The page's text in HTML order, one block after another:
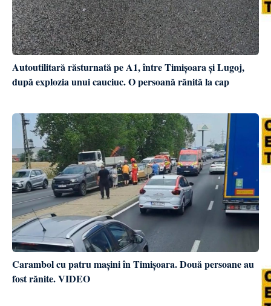
Autoutilitară răsturnată pe A1, între Timișoara și Lugoj,
după explozia unui cauciuc. O persoană rănită la cap
Carambol cu patru mașini în Timișoara. Două persoane au
fost rănite. VIDEO